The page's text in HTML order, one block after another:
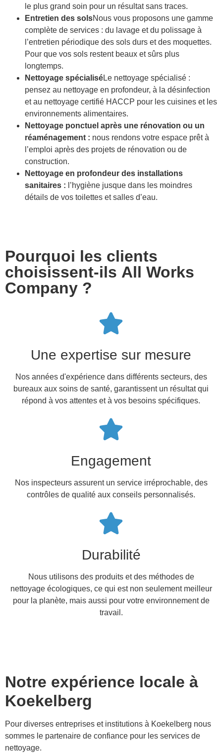
le plus grand soin pour un résultat sans traces.
Entretien des solsNous vous proposons une gamme
complète de services : du lavage et du polissage à
l’entretien périodique des sols durs et des moquettes.
Pour que vos sols restent beaux et sûrs plus
longtemps.
Nettoyage spécialiséLe nettoyage spécialisé :
pensez au nettoyage en profondeur, à la désinfection
et au nettoyage certifié HACCP pour les cuisines et les
environnements alimentaires.
Nettoyage ponctuel après une rénovation ou un
réaménagement : nous rendons votre espace prêt à
l’emploi après des projets de rénovation ou de
construction.
Nettoyage en profondeur des installations
sanitaires : l’hygiène jusque dans les moindres
détails de vos toilettes et salles d’eau.
Pourquoi les clients
choisissent-ils All Works
Company ?
Une expertise sur mesure
Nos années d'expérience dans différents secteurs, des
bureaux aux soins de santé, garantissent un résultat qui
répond à vos attentes et à vos besoins spécifiques.
Engagement
Nos inspecteurs assurent un service irréprochable, des
contrôles de qualité aux conseils personnalisés.
Durabilité
Nous utilisons des produits et des méthodes de
nettoyage écologiques, ce qui est non seulement meilleur
pour la planète, mais aussi pour votre environnement de
travail.
Notre expérience locale à
Koekelberg
Pour diverses entreprises et institutions à Koekelberg nous
sommes le partenaire de confiance pour les services de
nettoyage.